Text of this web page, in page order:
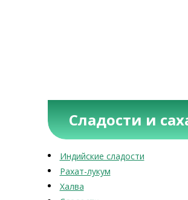
Сладости и
Индийские сладости
Рахат-лукум
Халва